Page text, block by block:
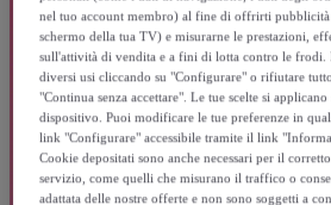
nel tuo account membro) al fine di offrirti pubblicità
schermo della tua TV) e misurarne le prestazioni,
sull'attività di vendita e a fini di lotta contro le frodi.
diversi usi cliccando su "Configurare" o rifiutare
"Continua senza accettare". Le tue scelte si
dispositivo. Puoi modificare le tue preferenze in
link "Configurare" accessibile tramite il link
Cookie depositati sono anche necessari per il
servizio, come quelli che misurano il traffico o
adattata delle nostre offerte e non sono soggetti a